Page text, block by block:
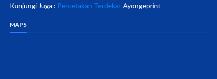
Kunjungi Juga : Percetakan Terdekat Ayongeprint
MAPS